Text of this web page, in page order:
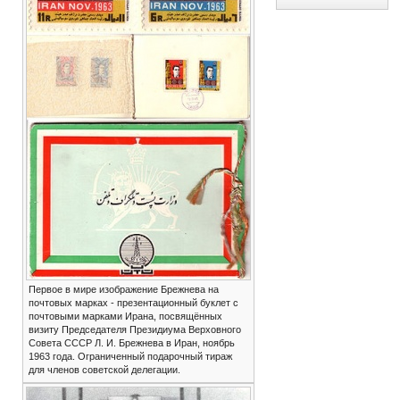
Первое в мире изображение Брежнева на
почтовых марках - презентационный буклет с
почтовыми марками Ирана, посвящённых
визиту Председателя Президиума Верховного
Совета СССР Л. И. Брежнева в Иран, ноябрь
1963 года. Ограниченный подарочный тираж
для членов советской делегации.